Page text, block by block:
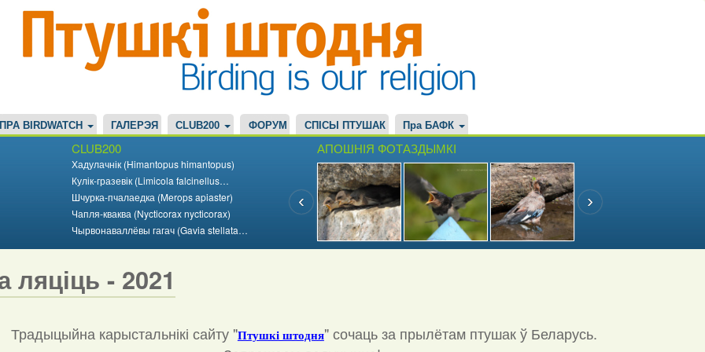
ПРА BIRDWATCH ГАЛЕРЭЯ CLUB200 ФОРУМ СПІСЫ ПТУШАК Пра БАФК
CLUB200
Хадулачнік (Himantopus himantopus)
Кулік-гразевік (Limicola falcinellus…
Шчурка-пчалаедка (Merops apiaster)
Чапля-кваква (Nycticorax nycticorax)
Чырвонаваллёвы гагач (Gavia stellata…
АПОШНІЯ ФОТАЗДЫМКІ
ляціць - 2021
Традыцыйна карыстальнікі сайту "Птушкі штодня"сочаць за прылётам птушак ў Беларусь.